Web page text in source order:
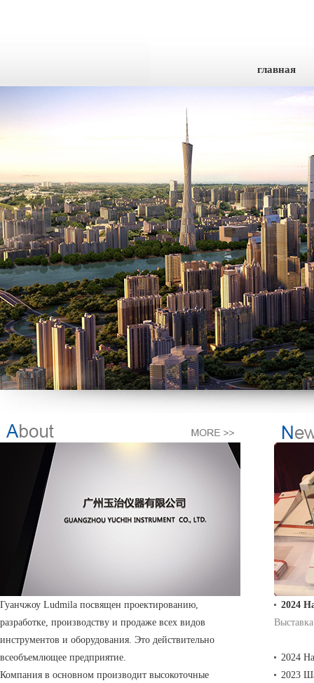
главная
Гуанчжоу Ludmila посвящен проектированию,
разработке, производству и продаже всех видов
инструментов и оборудования. Это действительно
всеобъемлющее предприятие.
Компания в основном производит высокоточные
2024
Выставка
2024
2023